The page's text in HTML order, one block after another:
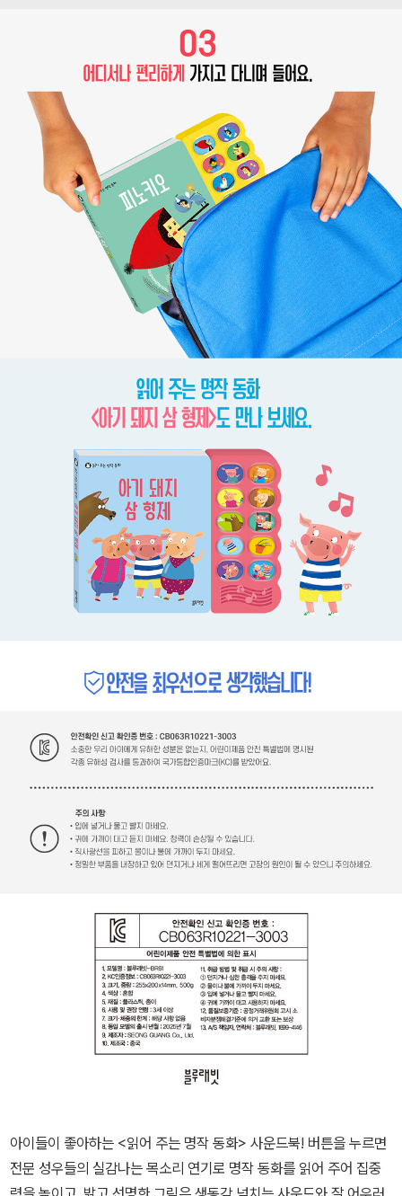
아이들이 좋아하는 <읽어 주는 명작 동화> 사운드북! 버튼을 누르면
전문 성우들의 실감나는 목소리 연기로 명작 동화를 읽어 주어 집중